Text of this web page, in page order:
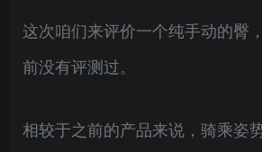
这次咱们来评价一个纯手动的臀
前没有评测过。
相较于之前的产品来说，骑乘姿